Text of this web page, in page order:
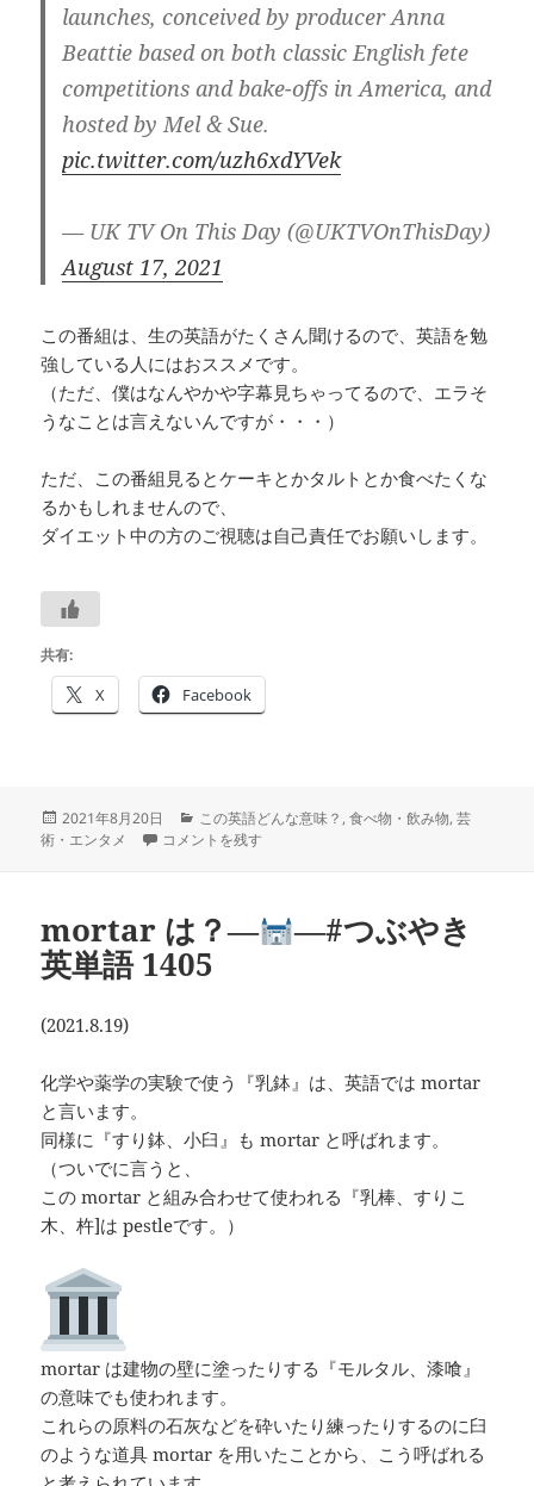
launches, conceived by producer Anna
Beattie based on both classic English fete
competitions and bake-offs in America, and
hosted by Mel & Sue.
pic.twitter.com/uzh6xdYVek
— UK TV On This Day (@UKTVOnThisDay)
August 17, 2021
この番組は、生の英語がたくさん聞けるので、英語を勉
強している人にはおススメです。
（ただ、僕はなんやかや字幕見ちゃってるので、エラそ
うなことは言えないんですが・・・）
ただ、この番組見るとケーキとかタルトとか食べたくな
るかもしれませんので、
ダイエット中の方のご視聴は自己責任でお願いします。
共有:
X Facebook
投
稿
2021年8月20日
カ
テ
この英語どんな意味？ ,食べ物・飲み物,芸
術・エンタメ
bake-off は？―
コメントを残す
mortar は？―
―#つぶやき
英単語 1405
(2021.8.19)
化学や薬学の実験で使う『乳鉢』は、英語では mortar
と言います。
同様に『すり鉢、小臼』も mortar と呼ばれます。
（ついでに言うと、
この mortar と組み合わせて使われる『乳棒、すりこ
木、杵]は pestleです。）
mortar は建物の壁に塗ったりする『モルタル、漆喰』
の意味でも使われます。
これらの原料の石灰などを砕いたり練ったりするのに臼
のような道具 mortar を用いたことから、こう呼ばれる